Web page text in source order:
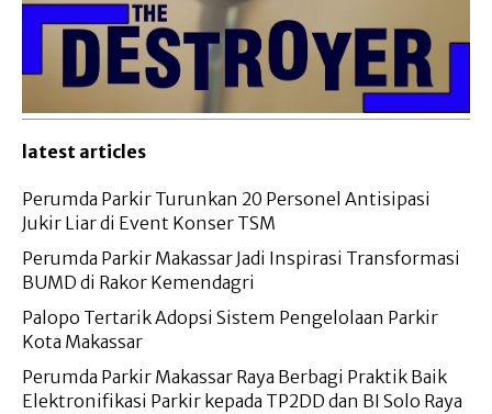
latest articles
Perumda Parkir Turunkan 20 Personel Antisipasi
Jukir Liar di Event Konser TSM
Perumda Parkir Makassar Jadi Inspirasi Transformasi
BUMD di Rakor Kemendagri
Palopo Tertarik Adopsi Sistem Pengelolaan Parkir
Kota Makassar
Perumda Parkir Makassar Raya Berbagi Praktik Baik
Elektronifikasi Parkir kepada TP2DD dan BI Solo Raya